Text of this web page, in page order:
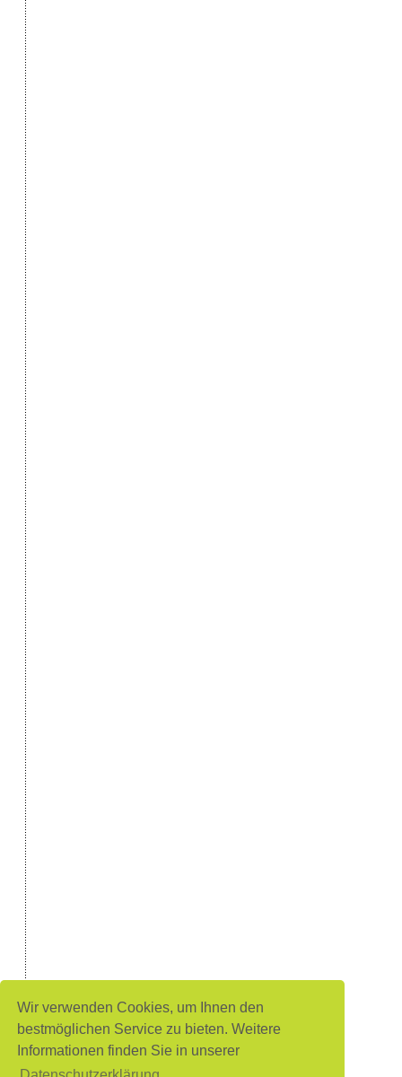
Wir verwenden Cookies, um Ihnen den
bestmöglichen Service zu bieten. Weitere
Informationen finden Sie in unserer